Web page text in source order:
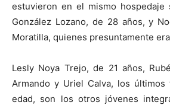
estuvieron en el mismo hospedaje
González Lozano, de 28 años, y
Moratilla, quienes presuntamente
Lesly Noya Trejo, de 21 años,
Armando y Uriel Calva, los
edad, son los otros jóvenes